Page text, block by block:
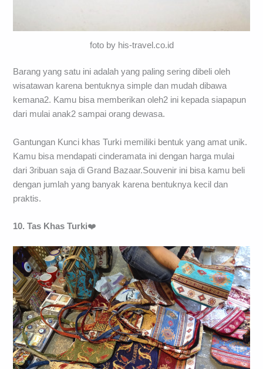
foto by his-travel.co.id
Barang yang satu ini adalah yang paling sering dibeli oleh
wisatawan karena bentuknya simple dan mudah dibawa
kemana2. Kamu bisa memberikan oleh2 ini kepada siapapun
dari mulai anak2 sampai orang dewasa.
Gantungan Kunci khas Turki memiliki bentuk yang amat unik.
Kamu bisa mendapati cinderamata ini dengan harga mulai
dari 3ribuan saja di Grand Bazaar.Souvenir ini bisa kamu beli
dengan jumlah yang banyak karena bentuknya kecil dan
praktis.
10. Tas Khas Turki❤️